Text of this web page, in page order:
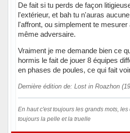
De fait si tu perds de façon
l'extérieur, et bah tu n'auras
l'affront, ou simplement te
même adversaire.
Vraiment je me demande bien ce
hormis le fait de jouer 8 équipes
en phases de poules, ce qui fait
Dernière édition de: Lost in Roazhon
En haut c'est toujours les grands mots,
toujours la pelle et la truelle